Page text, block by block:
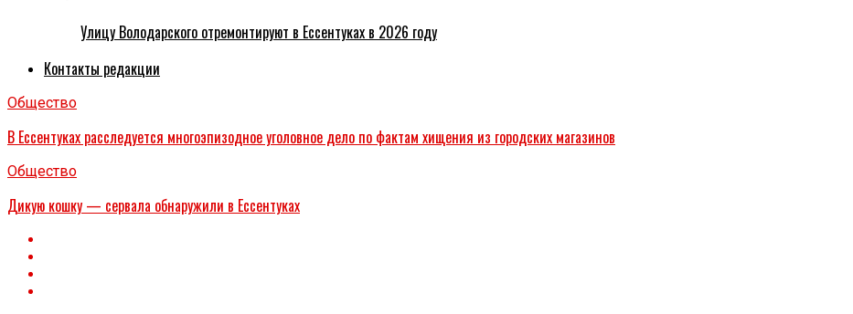
Улицу Володарского отремонтируют в Ессентуках в 2026 году
Контакты редакции
Общество
В Ессентуках расследуется многоэпизодное уголовное дело по фактам хищения из городских магазинов
Общество
Дикую кошку — сервала обнаружили в Ессентуках